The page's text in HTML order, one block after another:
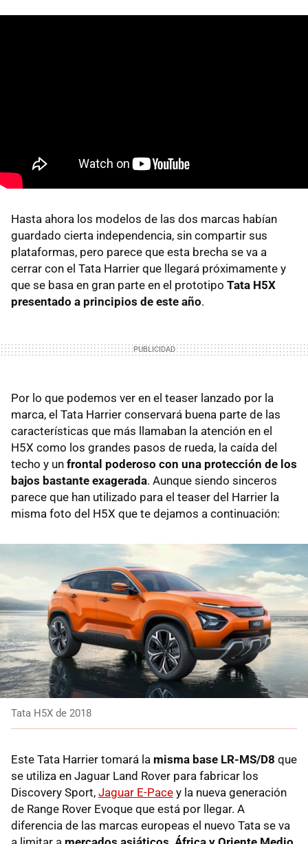
Hasta ahora los modelos de las dos marcas habían
guardado cierta independencia, sin compartir sus
plataformas, pero parece que esta brecha se va a
cerrar con el Tata Harrier que llegará próximamente y
que se basa en gran parte en el prototipo Tata H5X
presentado a principios de este año.
Por lo que podemos ver en el teaser lanzado por la
marca, el Tata Harrier conservará buena parte de las
características que más llamaban la atención en el
H5X como los grandes pasos de rueda, la caída del
techo y un frontal poderoso con una protección de los
bajos bastante exagerada. Aunque siendo sinceros
parece que han utilizado para el teaser del Harrier la
misma foto del H5X que te dejamos a continuación:
Tata H5X de 2018
Este Tata Harrier tomará la misma base LR-MS/D8 que
se utiliza en Jaguar Land Rover para fabricar los
Discovery Sport, Jaguar E-Pace y la nueva generación
de Range Rover Evoque que está por llegar. A
diferencia de las marcas europeas el nuevo Tata se va